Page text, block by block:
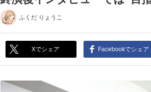
ふくだ りょうこ
Xでシェア Facebookでシェア